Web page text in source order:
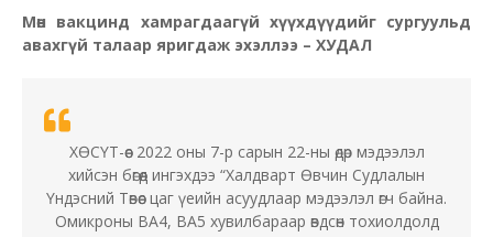
Мөн вакцинд хамрагдаагүй хүүхдүүдийг сургуульд
авахгүй талаар яригдаж эхэллээ – ХУДАЛ
ХӨСҮТ-өөс 2022 оны 7-р сарын 22-ны өдөр мэдээлэл
хийсэн бөгөөд ингэхдээ “Халдварт Өвчин Судлалын
Үндэсний Төвөөс цаг үеийн асуудлаар мэдээлэл өгч байна.
Омикроны BA4, BA5 хувилбараар өвдсөн тохиолдолд